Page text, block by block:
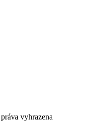
vyhrazena